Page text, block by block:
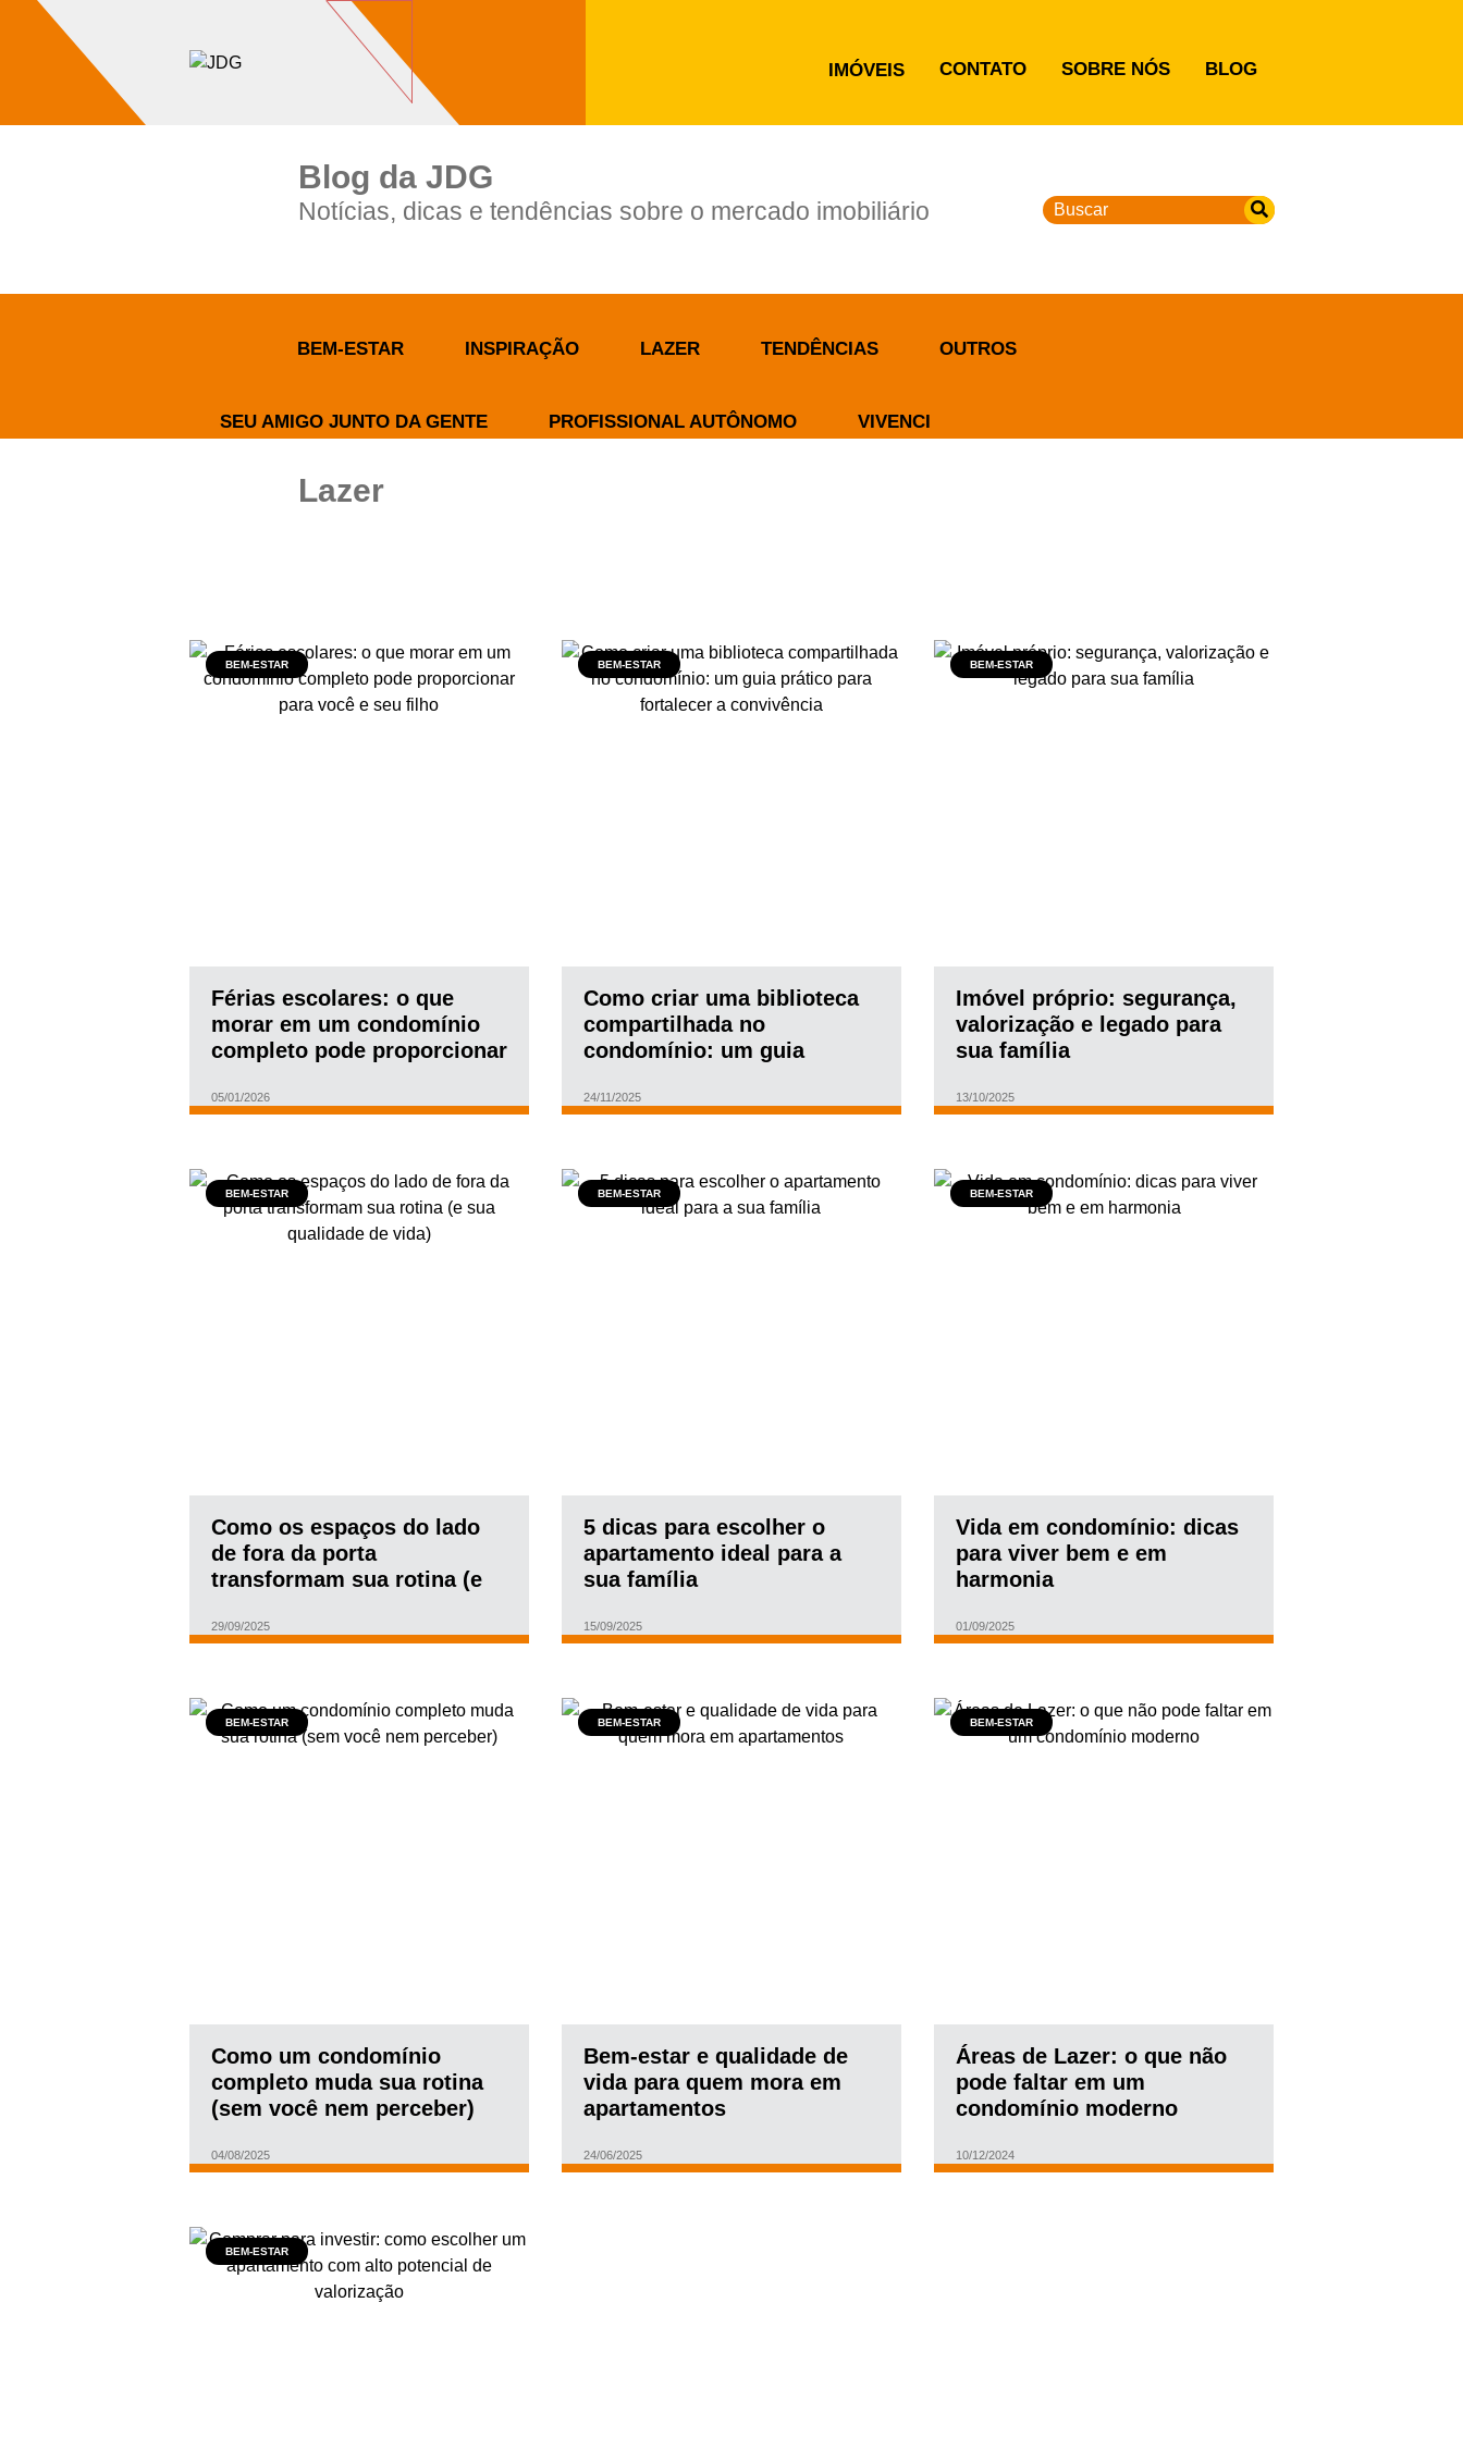
IMÓVEIS CONTATO SOBRE NÓS BLOG
Imóveis
Blog da JDG
Notícias, dicas e tendências sobre o mercado imobiliário
BEM-ESTAR INSPIRAÇÃO LAZER TENDÊNCIAS OUTROS
SEU AMIGO JUNTO DA GENTE PROFISSIONAL AUTÔNOMO VIVENCI
Lazer
Férias escolares: o que
morar em um condomínio
completo pode proporcionar
05/01/2026
BEM-ESTAR
Como criar uma biblioteca
compartilhada no
condomínio: um guia
convivência
24/11/2025
BEM-ESTAR
Imóvel próprio: segurança,
valorização e legado para
sua família
13/10/2025
BEM-ESTAR
Como os espaços do lado
de fora da porta
transformam sua rotina (e
29/09/2025
BEM-ESTAR
5 dicas para escolher o
apartamento ideal para a
sua família
15/09/2025
BEM-ESTAR
Vida em condomínio: dicas
para viver bem e em
harmonia
01/09/2025
BEM-ESTAR
Como um condomínio
completo muda sua rotina
(sem você nem perceber)
04/08/2025
BEM-ESTAR
Bem-estar e qualidade de
vida para quem mora em
apartamentos
24/06/2025
BEM-ESTAR
Áreas de Lazer: o que não
pode faltar em um
condomínio moderno
10/12/2024
BEM-ESTAR
BEM-ESTAR